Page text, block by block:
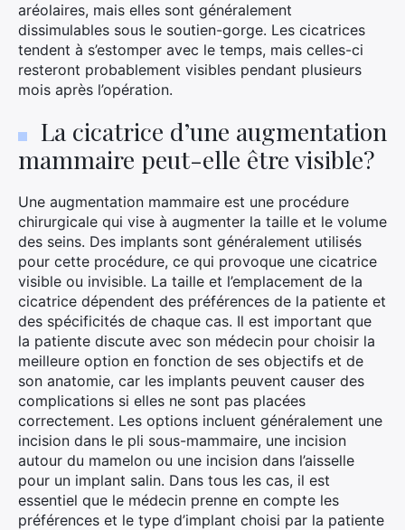
aréolaires, mais elles sont généralement
dissimulables sous le soutien-gorge. Les cicatrices
tendent à s’estomper avec le temps, mais celles-ci
resteront probablement visibles pendant plusieurs
mois après l’opération.
La cicatrice d’une augmentation
mammaire peut-elle être visible?
Une augmentation mammaire est une procédure
chirurgicale qui vise à augmenter la taille et le volume
des seins. Des implants sont généralement utilisés
pour cette procédure, ce qui provoque une cicatrice
visible ou invisible. La taille et l’emplacement de la
cicatrice dépendent des préférences de la patiente et
des spécificités de chaque cas. Il est important que
la patiente discute avec son médecin pour choisir la
meilleure option en fonction de ses objectifs et de
son anatomie, car les implants peuvent causer des
complications si elles ne sont pas placées
correctement. Les options incluent généralement une
incision dans le pli sous-mammaire, une incision
autour du mamelon ou une incision dans l’aisselle
pour un implant salin. Dans tous les cas, il est
essentiel que le médecin prenne en compte les
préférences et le type d’implant choisi par la patiente